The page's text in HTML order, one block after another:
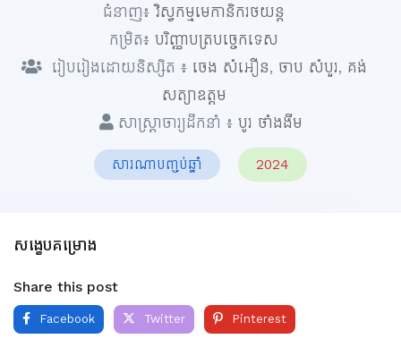
ជំនាញ៖វិស្វកម្មមេកានិករថយន្ត
កម្រិត៖ បរិញ្ញាបត្របច្ចេកទេស
រៀបរៀងដោយនិស្សិត ៖ ចេង​ សំអឿន, ចាប សំបួរ, គង់
សត្យាឧត្តម
សាស្ត្រាចារ្យដឹកនាំ ៖ បូរ ថាំងងីម
សារណាបញ្ចប់ឆ្នាំ 2024
សង្ខេបគម្រោង
Share this post
Facebook Twitter Pinterest